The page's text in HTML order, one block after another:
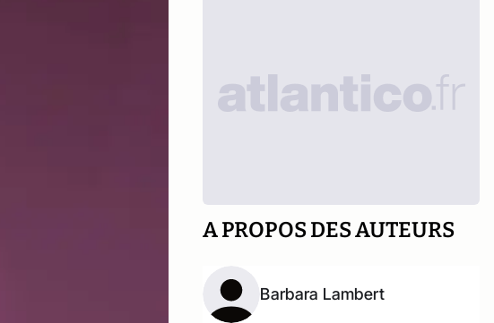
A PROPOS DES AUTEURS
Barbara Lambert